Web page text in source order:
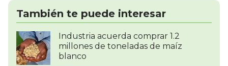
También te puede interesar
Industria acuerda comprar 1.2
millones de toneladas de maíz
blanco